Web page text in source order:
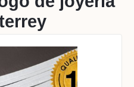
apertura